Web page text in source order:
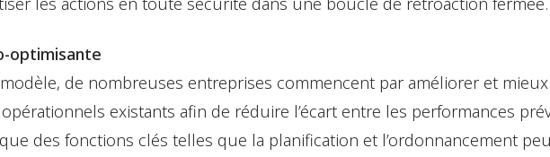
optimisante
de nombreuses entreprises commencent par améliorer et mieux
existants afin de réduire l’écart entre les performances
des fonctions clés telles que la planification et l’ordonnancement